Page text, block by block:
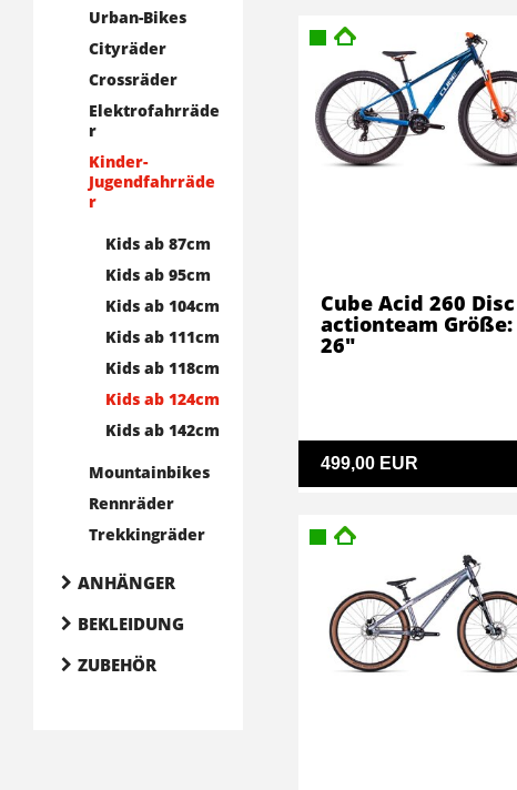
Urban-Bikes
Cityräder
Crossräder
Elektrofahrräde
r
Kinder-
Jugendfahrräde
r
Kids ab 87cm
Kids ab 95cm
Kids ab 104cm
Kids ab 111cm
Kids ab 118cm
Kids ab 124cm
Kids ab 142cm
Mountainbikes
Rennräder
Trekkingräder
ANHÄNGER
BEKLEIDUNG
ZUBEHÖR
499,00 EUR
Cube Acid 260 Disc
actionteam Größe:
26"